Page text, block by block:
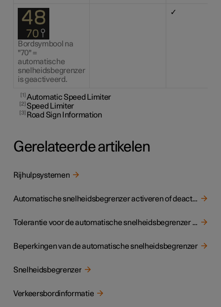
Bordsymbool na
"70" =
automatische
snelheidsbegrenzer
is geactiveerd.
✓
1 Automatic Speed Limiter
2 Speed Limiter
3 Road Sign Information
Gerelateerde artikelen
Rijhulpsystemen
Automatische snelheidsbegrenzer activeren of deactiveren
Tolerantie voor de automatische snelheidsbegrenzer wijzigen
Beperkingen van de automatische snelheidsbegrenzer
Snelheidsbegrenzer
Verkeersbordinformatie